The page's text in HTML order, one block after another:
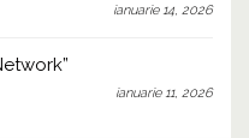
ianuarie 14, 2026
ianuarie 11, 2026